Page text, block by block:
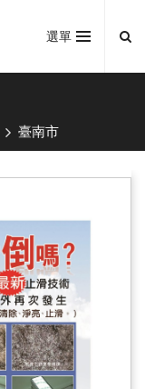
選單
臺南市